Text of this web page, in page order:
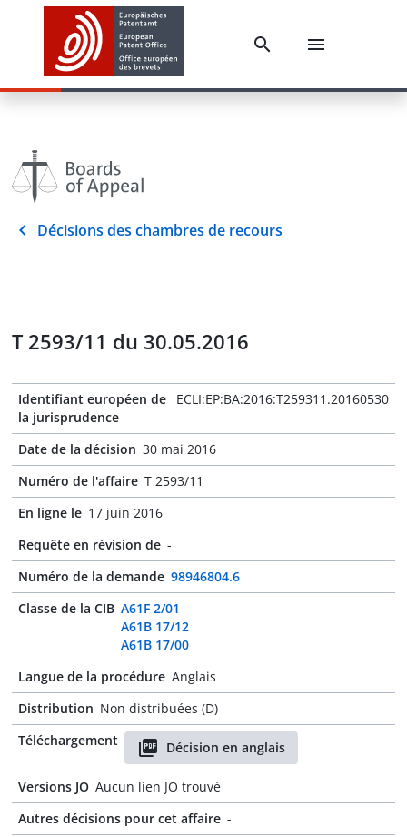
Décisions des chambres de recours
T 2593/11 du 30.05.2016
Identifiant européen de
la jurisprudence
ECLI:EP:BA:2016:T259311.20160530
Date de la décision 30 mai 2016
Numéro de l'affaire T 2593/11
En ligne le 17 juin 2016
Requête en révision de -
Numéro de la demande 98946804.6
Classe de la CIB A61F 2/01
A61B 17/12
A61B 17/00
Langue de la procédure Anglais
Distribution Non distribuées (D)
Téléchargement
Décision en anglais
Versions JO Aucun lien JO trouvé
Autres décisions pour cet affaire -